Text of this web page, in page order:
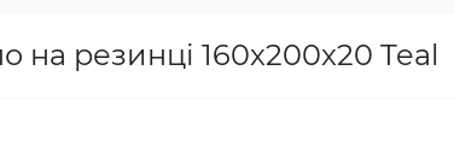
на резинці 160x200x20 Teal